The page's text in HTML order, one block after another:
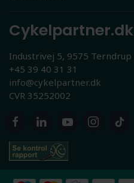
Cykelpartner.dk
Industrivej 5, 9575 Terndrup
+45 39 40 31 31
info@cykelpartner.dk
CVR 35252002